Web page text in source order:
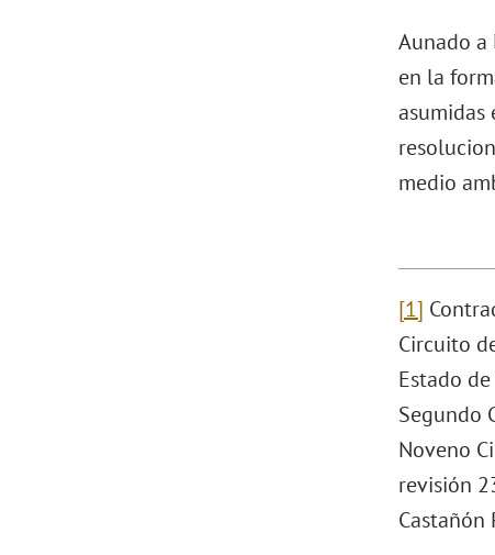
Aunado
en la
medio
[1]
Circuito
Estado
Segundo
Noveno
revisión
Castañón